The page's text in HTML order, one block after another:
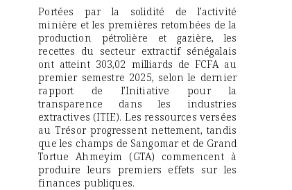
Portées par la solidité de l’activité
minière et les premières retombées de la
production pétrolière et gazière, les
recettes du secteur extractif sénégalais
ont atteint 303,02 milliards de FCFA au
premier semestre 2025, selon le dernier
rapport de l’Initiative pour la
transparence dans les industries
extractives (ITIE). Les ressources versées
au Trésor progressent nettement, tandis
que les champs de Sangomar et de Grand
Tortue Ahmeyim (GTA) commencent à
produire leurs premiers effets sur les
finances publiques.